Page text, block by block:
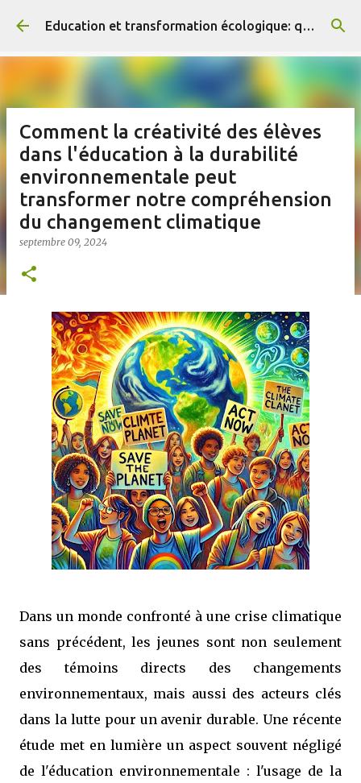
Accéder au contenu principal Education et transformation écologique: que dit la recherche ?
Comment la créativité des élèves
dans l'éducation à la durabilité
environnementale peut
transformer notre compréhension
du changement climatique
septembre 09, 2024
Dans un monde confronté à une crise climatique
sans précédent, les jeunes sont non seulement
des témoins directs des changements
environnementaux, mais aussi des acteurs clés
dans la lutte pour un avenir durable. Une récente
étude met en lumière un aspect souvent négligé
de l'éducation environnementale : l'usage de la